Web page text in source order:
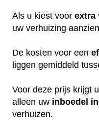
Als u kiest voor extra
uw verhuizing
De kosten voor een
liggen gemiddeld
Voor deze prijs krijgt u
alleen uw inboedel
verhuizen.